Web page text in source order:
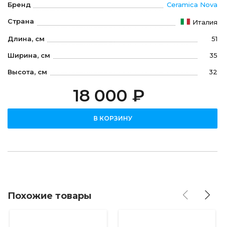
Бренд Ceramica Nova
Страна Италия
Длина, см 51
Ширина, см 35
Высота, см 32
18 000 ₽
В КОРЗИНУ
Похожие товары